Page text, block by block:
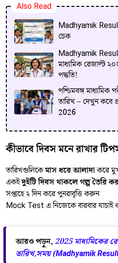
Also Read
Madhyamik
চেক
Madhyamik
মাধ্যমিক রেজাল্ট
পদ্ধতি!
পশ্চিমবঙ্গ মাধ্যমিক
তারিখ – দেখুন কবে
2026
কীভাবে দিবস মনে রাখার
তারিখগুলিকেমাস ধরে আলাদাকরে
একইদুইটি দিবস থাকলে গল্প তৈরি
সপ্তাহে ২ দিন করে পুনরাবৃত্তি করুন
Mock Test এ নিজেকে বারবার
আরও পড়ুন,2025 মাধ্যমিকের
তারিখ,সময় (Madhyamik